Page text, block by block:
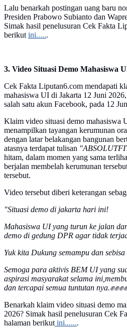
Lalu benarkah postingan uang baru
Presiden Prabowo Subianto dan
Simak hasil penelusuran Cek Fakta
berikutini......
3. Video Situasi Demo Mahasiswa
Cek Fakta Liputan6.com mendapati
mahasiswa UI di Jakarta 12 Juni
salah satu akun Facebook, pada 12
Klaim video situasi demo mahasiswa
menampilkan tayangan kerumunan
dengan latar belakangan bangunan
atasnya terdapat tulisan
hitam, dalam momen yang sama
berjalan membelah kerumunan
tersebut.
Video tersebut diberi keterangan
"Situasi demo di jakarta hari ini!
Mahasiswa UI yang turun ke jalan
demo di gedung DPR agar tidak
Yuk kita Dukung semampu dan
Semoga para aktivis BEM UI yang
aspirasi masyarakat selama
dan tercapai semua tuntutan
Benarkah klaim video situasi demo
2026? Simak hasil penelusuran Cek
halaman berikutini.......